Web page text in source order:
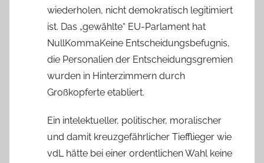
wiederholen, nicht demokratisch legitimiert
ist. Das „gewählte“ EU-Parlament hat
NullKommaKeine Entscheidungsbefugnis,
die Personalien der Entscheidungsgremien
wurden in Hinterzimmern durch
Großkopferte etabliert.
Ein intelektueller, politischer, moralischer
und damit kreuzgefährlicher Tiefflieger wie
vdL hätte bei einer ordentlichen Wahl keine